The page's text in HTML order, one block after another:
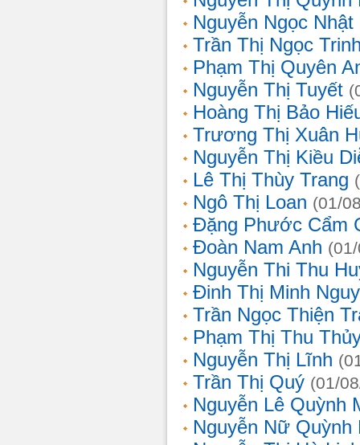
Nguyễn Ngọc Nhật
Trần Thị Ngọc
Phạm Thị Quyên
Nguyễn Thị Tuyết
Hoàng Thị Bảo
Trương Thị Xuân
Nguyễn Thị Kiều
Lê Thị Thùy Trang
Ngô Thị Loan (01/
Đặng Phước Cẩm
Đoàn Nam Anh
Nguyễn Thi Thu
Đinh Thị Minh
Trần Ngọc Thiện
Phạm Thị Thu
Nguyễn Thị Lĩnh
Trần Thị Quý (01/
Nguyễn Lê Quỳnh
Nguyễn Nữ